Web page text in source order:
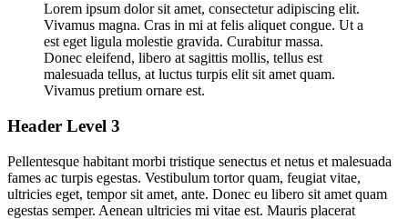
Lorem ipsum dolor sit amet, consectetur adipiscing elit.
Vivamus magna. Cras in mi at felis aliquet congue. Ut a
est eget ligula molestie gravida. Curabitur massa.
Donec eleifend, libero at sagittis mollis, tellus est
malesuada tellus, at luctus turpis elit sit amet quam.
Vivamus pretium ornare est.
Header Level 3
Pellentesque habitant morbi tristique senectus et netus et malesuada
fames ac turpis egestas. Vestibulum tortor quam, feugiat vitae,
ultricies eget, tempor sit amet, ante. Donec eu libero sit amet quam
egestas semper. Aenean ultricies mi vitae est. Mauris placerat